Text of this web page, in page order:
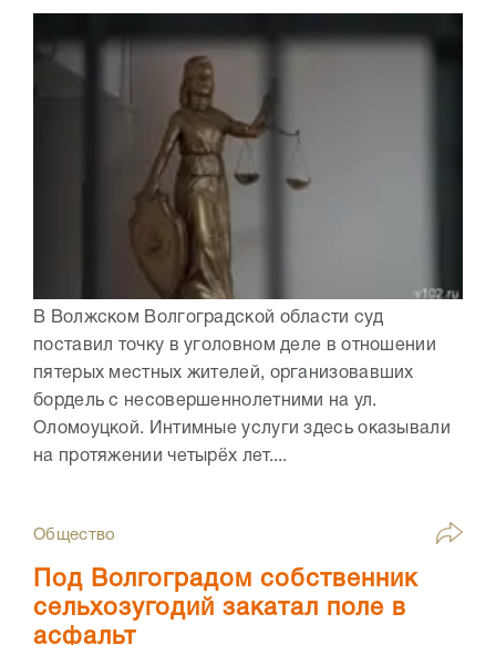
В Волжском Волгоградской области суд
поставил точку в уголовном деле в отношении
пятерых местных жителей, организовавших
бордель с несовершеннолетними на ул.
Оломоуцкой. Интимные услуги здесь оказывали
на протяжении четырёх лет....
Общество
Под Волгоградом собственник
сельхозугодий закатал поле в
асфальт